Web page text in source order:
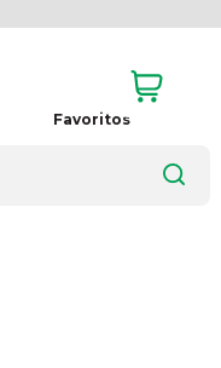
Favoritos